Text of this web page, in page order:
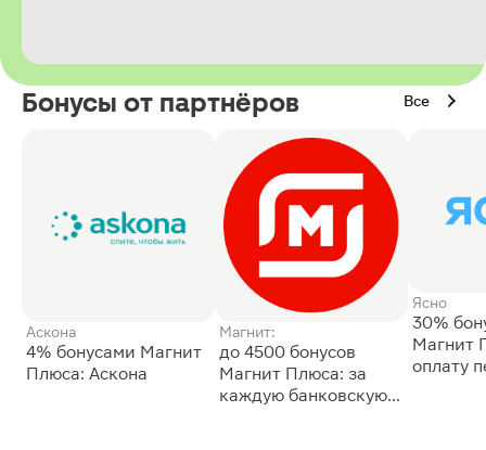
Бонусы от партнёров Все
Аскона
4% бонусами Магнит
Плюса: Аскона
Магнит:
до 4500 бонусов
Магнит Плюса: за
каждую банковскую
Ясно
30%
Магнит
оплату